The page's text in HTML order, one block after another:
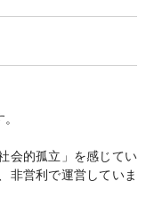
会的孤立」を感じてい
非営利で運営していま